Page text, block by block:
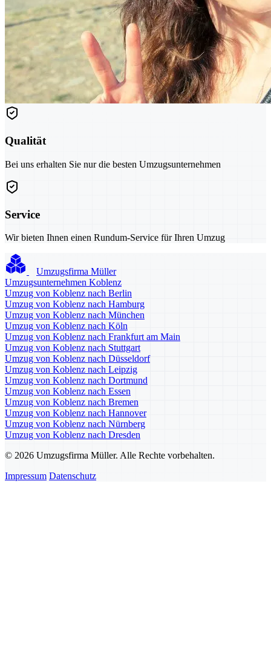
Qualität
Bei uns erhalten Sie nur die besten Umzugsunternehmen
Service
Wir bieten Ihnen einen Rundum-Service für Ihren Umzug
Umzugsfirma Müller
Umzugsunternehmen Koblenz
Umzug von Koblenz nach Berlin
Umzug von Koblenz nach Hamburg
Umzug von Koblenz nach München
Umzug von Koblenz nach Köln
Umzug von Koblenz nach Frankfurt am Main
Umzug von Koblenz nach Stuttgart
Umzug von Koblenz nach Düsseldorf
Umzug von Koblenz nach Leipzig
Umzug von Koblenz nach Dortmund
Umzug von Koblenz nach Essen
Umzug von Koblenz nach Bremen
Umzug von Koblenz nach Hannover
Umzug von Koblenz nach Nürnberg
Umzug von Koblenz nach Dresden
© 2026 Umzugsfirma Müller. Alle Rechte vorbehalten.
Impressum Datenschutz